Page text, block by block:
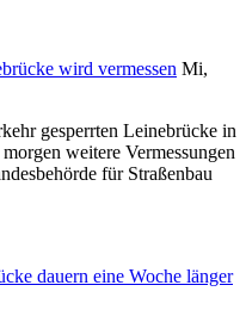
wird vermessen Mi,
gesperrten Leinebrücke in
weitere Vermessungen
für Straßenbau
dauern eine Woche länger